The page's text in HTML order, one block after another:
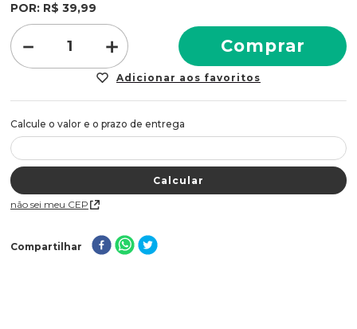
Cabelos que buscam o tom marsala, cobertura de brancos e
proteção da fibra.
Modo de Uso
Misture o produto à emulsão e aplique nos fios limpos.
selar as cutículas.
Benefícios
Sem amôniacom reflexos vinhos/roxos
Embalagem
POR: R$ 39,99
＋
－ Comprar
Não sei meu CEP
Compartilhar